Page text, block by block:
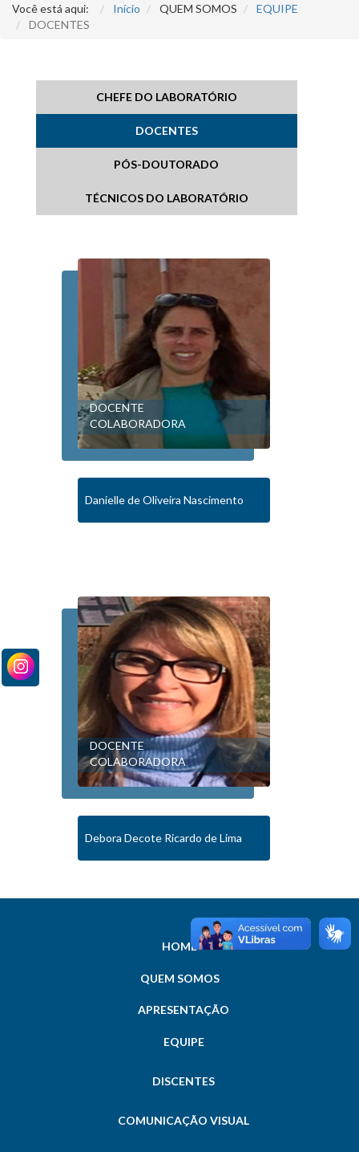
Você está aqui: Início QUEM SOMOS
EQUIPE
DOCENTES
CHEFE DO LABORATÓRIO
DOCENTES
PÓS-DOUTORADO
TÉCNICOS DO LABORATÓRIO
DOCENTE
COLABORADORA
Danielle de Oliveira Nascimento
DOCENTE
COLABORADORA
Debora Decote Ricardo de Lima
HOME
QUEM SOMOS
APRESENTAÇÃO
EQUIPE
DISCENTES
COMUNICAÇÃO VISUAL